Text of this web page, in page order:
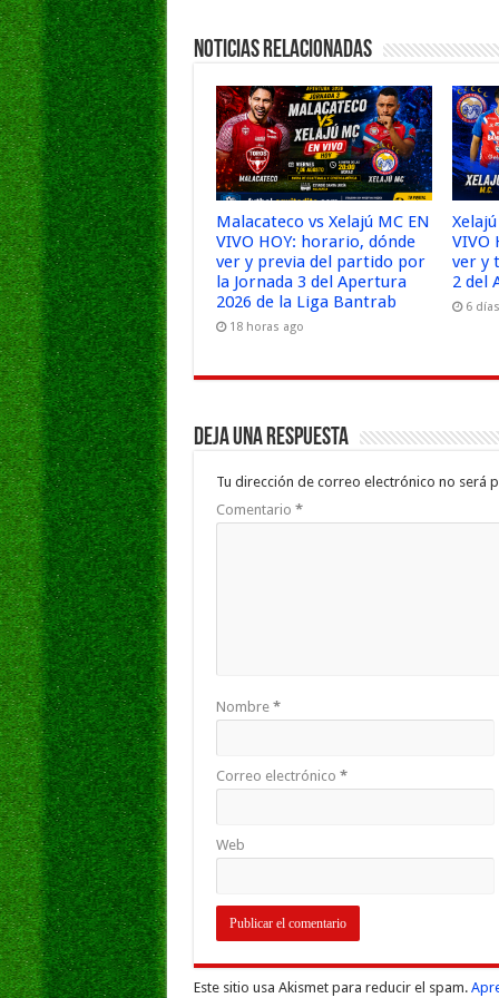
Noticias Relacionadas
Malacateco vs Xelajú MC EN
VIVO HOY: horario, dónde
ver y previa del partido por
la Jornada 3 del Apertura
2026 de la Liga Bantrab
18 horas ago
VIVO
ver y
2 del
6
Deja una respuesta
Tu dirección de correo electrónico no será
Comentario *
Nombre *
Correo electrónico *
Web
Este sitio usa Akismet para reducir el spam.